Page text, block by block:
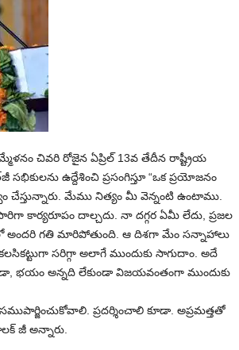
చివరి రోజైన ఏప్రిల్ 13వ తేదీన రాష్ట్రీయ
ఉద్దేశించి ప్రసంగిస్తూ “ఒక ప్రయోజనం
చేస్తున్నారు. మేము నిత్యం మీ వెన్నంటి ఉంటాము.
కార్యరూపం దాల్చదు. నా దగ్గర ఏమీ లేదు, ప్రజల
అందరి గతి మారిపోతుంది. ఆ దిశగా మేం సన్నాహాలు
సరిగ్గా అలాగే ముందుకు సాగుదాం. అదే
భయం అన్నది లేకుండా విజయవంతంగా ముందుకు
ప్రదర్శించాలి కూడా. అప్రమత్తతో
జీ అన్నారు.